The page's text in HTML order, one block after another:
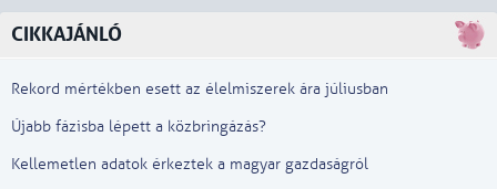
CIKKAJÁNLÓ
Rekord mértékben esett az élelmiszerek ára júliusban
Újabb fázisba lépett a közbringázás?
Kellemetlen adatok érkeztek a magyar gazdaságról